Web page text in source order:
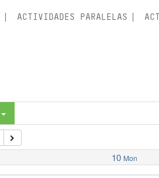
ACTIVIDADES PARALELAS
10 Mon